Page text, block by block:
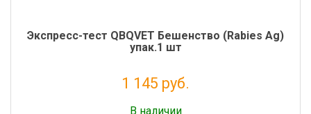
Экспресс-тест QBQVET Бешенство (Rabies Ag)
упак.1 шт
1 145 руб.
В наличии